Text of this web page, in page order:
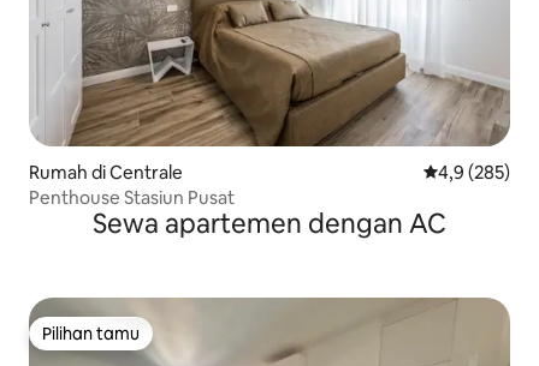
Rumah di Centrale Nilai rata-rata
4,9 (285)
Penthouse Stasiun Pusat
Sewa apartemen dengan AC
Pilihan tamu
Pilihan tamu